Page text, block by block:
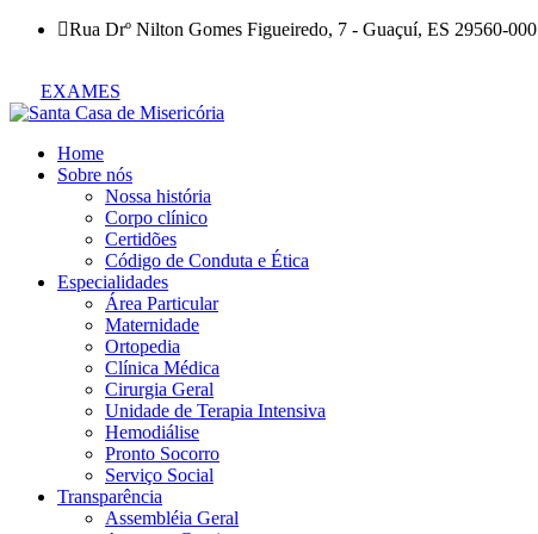
Rua Drº Nilton Gomes Figueiredo, 7 - Guaçuí, ES 29560-000
EXAMES
Home
Sobre nós
Nossa história
Corpo clínico
Certidões
Código de Conduta e Ética
Especialidades
Área Particular
Maternidade
Ortopedia
Clínica Médica
Cirurgia Geral
Unidade de Terapia Intensiva
Hemodiálise
Pronto Socorro
Serviço Social
Transparência
Assembléia Geral